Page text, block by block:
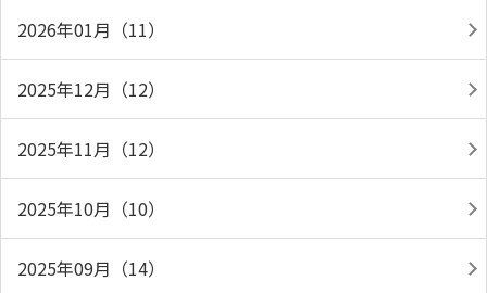
2026年01月（11）
2025年12月（12）
2025年11月（12）
2025年10月（10）
2025年09月（14）